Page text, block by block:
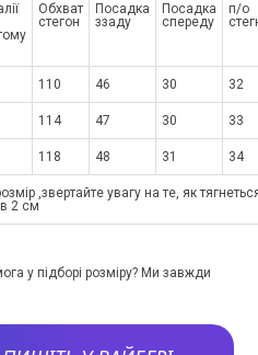
Обхват
стегон
Посадка
ззаду
Посадка
спереду
п/о
110 46 30 32
114 47 30 33
118 48 31 34
,звертайте увагу на те, як
2 см
у підборі розміру? Ми завжди